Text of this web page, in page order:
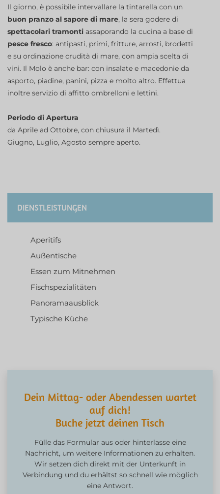
Il giorno, è possibile intervallare la tintarella con un
buon pranzo al sapore di mare, la sera godere di
spettacolari tramonti assaporando la cucina a base di
pesce fresco: antipasti, primi, fritture, arrosti, brodetti
e su ordinazione crudità di mare, con ampia scelta di
vini. Il Molo è anche bar: con insalate e macedonie da
asporto, piadine, panini, pizza e molto altro. Effettua
inoltre servizio di affitto ombrelloni e lettini.
Periodo di Apertura
da Aprile ad Ottobre, con chiusura il Martedì.
Giugno, Luglio, Agosto sempre aperto.
DIENSTLEISTUNGEN
Aperitifs
Außentische
Essen zum Mitnehmen
Fischspezialitäten
Panoramaausblick
Typische Küche
Dein Mittag- oder Abendessen wartet
auf dich!
Buche jetzt deinen Tisch
Fülle das Formular aus oder hinterlasse eine
Nachricht, um weitere Informationen zu erhalten.
Wir setzen dich direkt mit der Unterkunft in
Verbindung und du erhältst so schnell wie möglich
eine Antwort.